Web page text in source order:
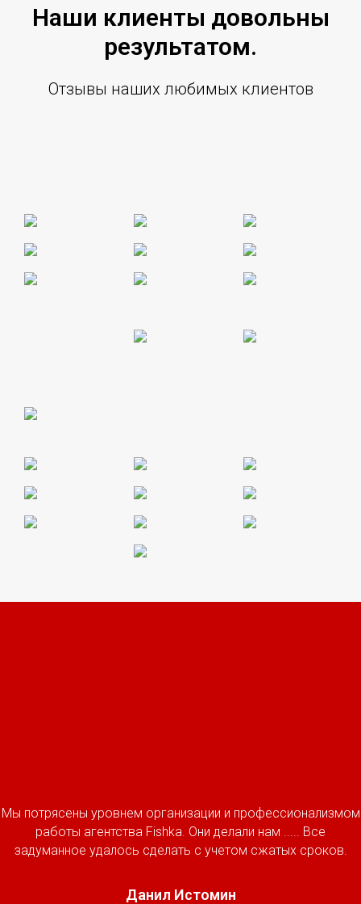
Наши клиенты довольны
результатом.
Отзывы наших любимых клиентов
Мы потрясены уровнем организации и профессионализмом
работы агентства Fishka. Они делали нам ..... Все
задуманное удалось сделать с учетом сжатых сроков.
Данил Истомин